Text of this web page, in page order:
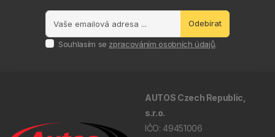
Odebírat
Souhlasím se zpracováním osobních údajů.
AUTOS Czech Republic,
s.r.o.
IČO: 49451006